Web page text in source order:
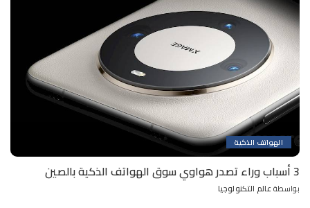
الهواتف الذكية
3 أسباب وراء تصدر هواوي سوق الهواتف الذكية بالصين
Posted
بواسطةعالم التكنولوجيا